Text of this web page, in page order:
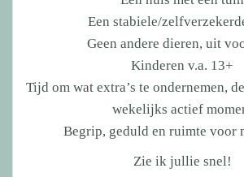
Een stabiele/
Geen andere dieren, uit
Kinderen v.a. 13+
Tijd om wat extra’s te ondernemen,
wekelijks actief
Begrip, geduld en ruimte voor
Zie ik jullie snel!